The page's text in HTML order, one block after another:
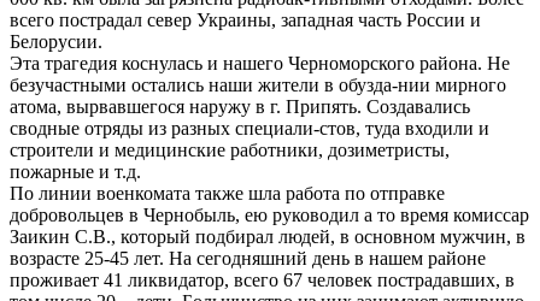
всего пострадал север Украины, западная часть России и
Белорусии.
Эта трагедия коснулась и нашего Черноморского района. Не
безучастными остались наши жители в обузда-нии мирного
атома, вырвавшегося наружу в г. Припять. Создавались
сводные отряды из разных специали-стов, туда входили и
строители и медицинские работники, дозиметристы,
пожарные и т.д.
По линии военкомата также шла работа по отправке
добровольцев в Чернобыль, ею руководил а то время комиссар
Заикин С.В., который подбирал людей, в основном мужчин, в
возрасте 25-45 лет. На сегодняшний день в нашем районе
проживает 41 ликвидатор, всего 67 человек пострадавших, в